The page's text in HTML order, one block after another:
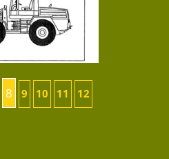
8 9 10 11 12